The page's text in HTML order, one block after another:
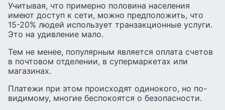
Учитывая, что примерно половина населения
имеют доступ к сети, можно предположить, что
15-20% людей использует транзакционные услуги.
Это на удивление мало.
Тем не менее, популярным является оплата счетов
в почтовом отделении, в супермаркетах или
магазинах.
Платежи при этом происходят одинокого, но по-
видимому, многие беспокоятся о безопасности.